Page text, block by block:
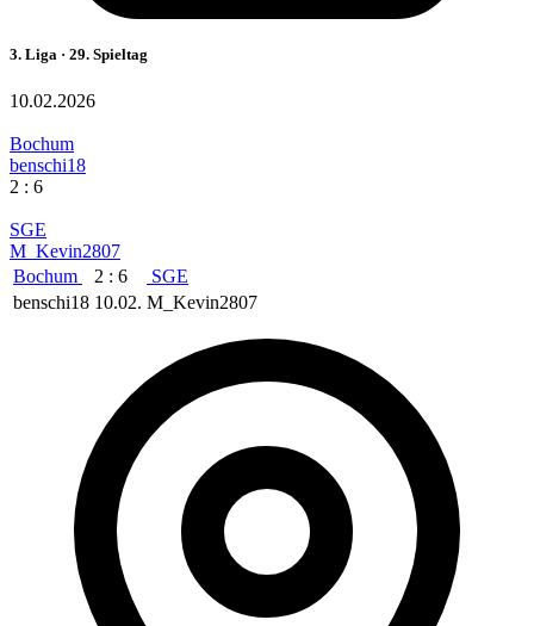
3. Liga · 29. Spieltag
10.02.2026
Bochum
benschi18
2 : 6
SGE
M_Kevin2807
Bochum
2 : 6
SGE
benschi18 10.02. M_Kevin2807